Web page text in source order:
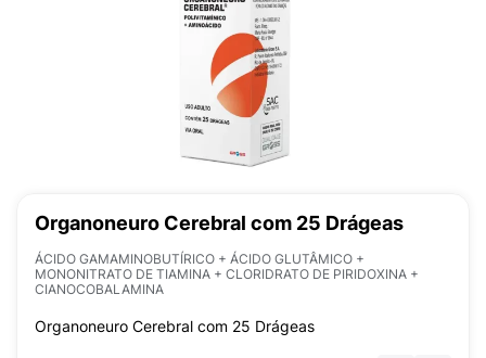
Organoneuro Cerebral com 25 Drágeas
ÁCIDO GAMAMINOBUTÍRICO + ÁCIDO GLUTÂMICO +
MONONITRATO DE TIAMINA + CLORIDRATO DE PIRIDOXINA +
CIANOCOBALAMINA
Organoneuro Cerebral com 25 Drágeas